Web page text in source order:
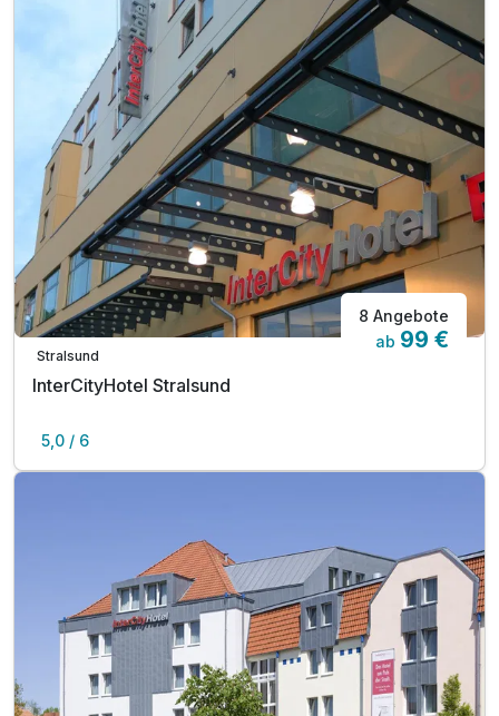
Stralsund
8 Angebote
ab 99 €
InterCityHotel Stralsund
5,0 / 6